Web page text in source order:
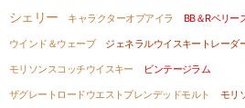
シェリー キャラクターオブアイラ
BB＆Rベリー
ウインド＆ウェーブ
ジェネラルウイスキートレーダ
モリソンスコッチウイスキー
ビンテージラム
ザグレートロードウエストブレンデッドモルト
モリ